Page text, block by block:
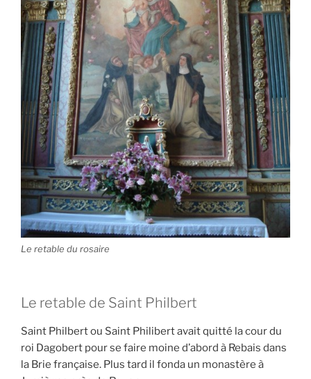
Le retable du rosaire
Le retable de Saint Philbert
Saint Philbert ou Saint Philibert avait quitté la cour du
roi Dagobert pour se faire moine d’abord à Rebais dans
la Brie française. Plus tard il fonda un monastère à